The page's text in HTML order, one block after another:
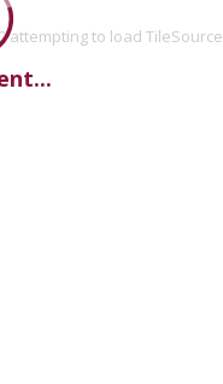
attempting to load TileSource